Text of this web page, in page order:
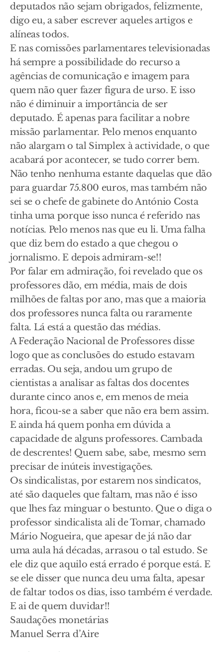
deputados não sejam obrigados, felizmente,
digo eu, a saber escrever aqueles artigos e
alíneas todos.
E nas comissões parlamentares televisionadas
há sempre a possibilidade do recurso a
agências de comunicação e imagem para
quem não quer fazer figura de urso. E isso
não é diminuir a importância de ser
deputado. É apenas para facilitar a nobre
missão parlamentar. Pelo menos enquanto
não alargam o tal Simplex à actividade, o que
acabará por acontecer, se tudo correr bem.
Não tenho nenhuma estante daquelas que dão
para guardar 75.800 euros, mas também não
sei se o chefe de gabinete do António Costa
tinha uma porque isso nunca é referido nas
notícias. Pelo menos nas que eu li. Uma falha
que diz bem do estado a que chegou o
jornalismo. E depois admiram-se!!
Por falar em admiração, foi revelado que os
professores dão, em média, mais de dois
milhões de faltas por ano, mas que a maioria
dos professores nunca falta ou raramente
falta. Lá está a questão das médias.
A Federação Nacional de Professores disse
logo que as conclusões do estudo estavam
erradas. Ou seja, andou um grupo de
cientistas a analisar as faltas dos docentes
durante cinco anos e, em menos de meia
hora, ficou-se a saber que não era bem assim.
E ainda há quem ponha em dúvida a
capacidade de alguns professores. Cambada
de descrentes! Quem sabe, sabe, mesmo sem
precisar de inúteis investigações.
Os sindicalistas, por estarem nos sindicatos,
até são daqueles que faltam, mas não é isso
que lhes faz minguar o bestunto. Que o diga o
professor sindicalista ali de Tomar, chamado
Mário Nogueira, que apesar de já não dar
uma aula há décadas, arrasou o tal estudo. Se
ele diz que aquilo está errado é porque está. E
se ele disser que nunca deu uma falta, apesar
de faltar todos os dias, isso também é verdade.
E ai de quem duvidar!!
Saudações monetárias
Manuel Serra d’Aire